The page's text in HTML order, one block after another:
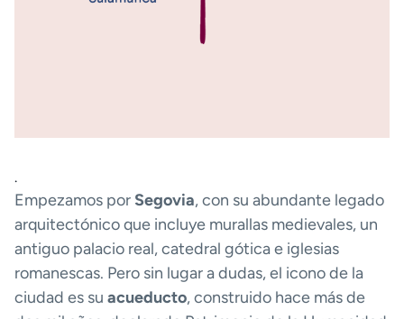
.
Empezamos por Segovia, con su abundante legado
arquitectónico que incluye murallas medievales, un
antiguo palacio real, catedral gótica e iglesias
romanescas. Pero sin lugar a dudas, el icono de la
ciudad es su acueducto, construido hace más de